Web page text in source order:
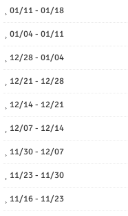
01/11 - 01/18
01/04 - 01/11
12/28 - 01/04
12/21 - 12/28
12/14 - 12/21
12/07 - 12/14
11/30 - 12/07
11/23 - 11/30
11/16 - 11/23